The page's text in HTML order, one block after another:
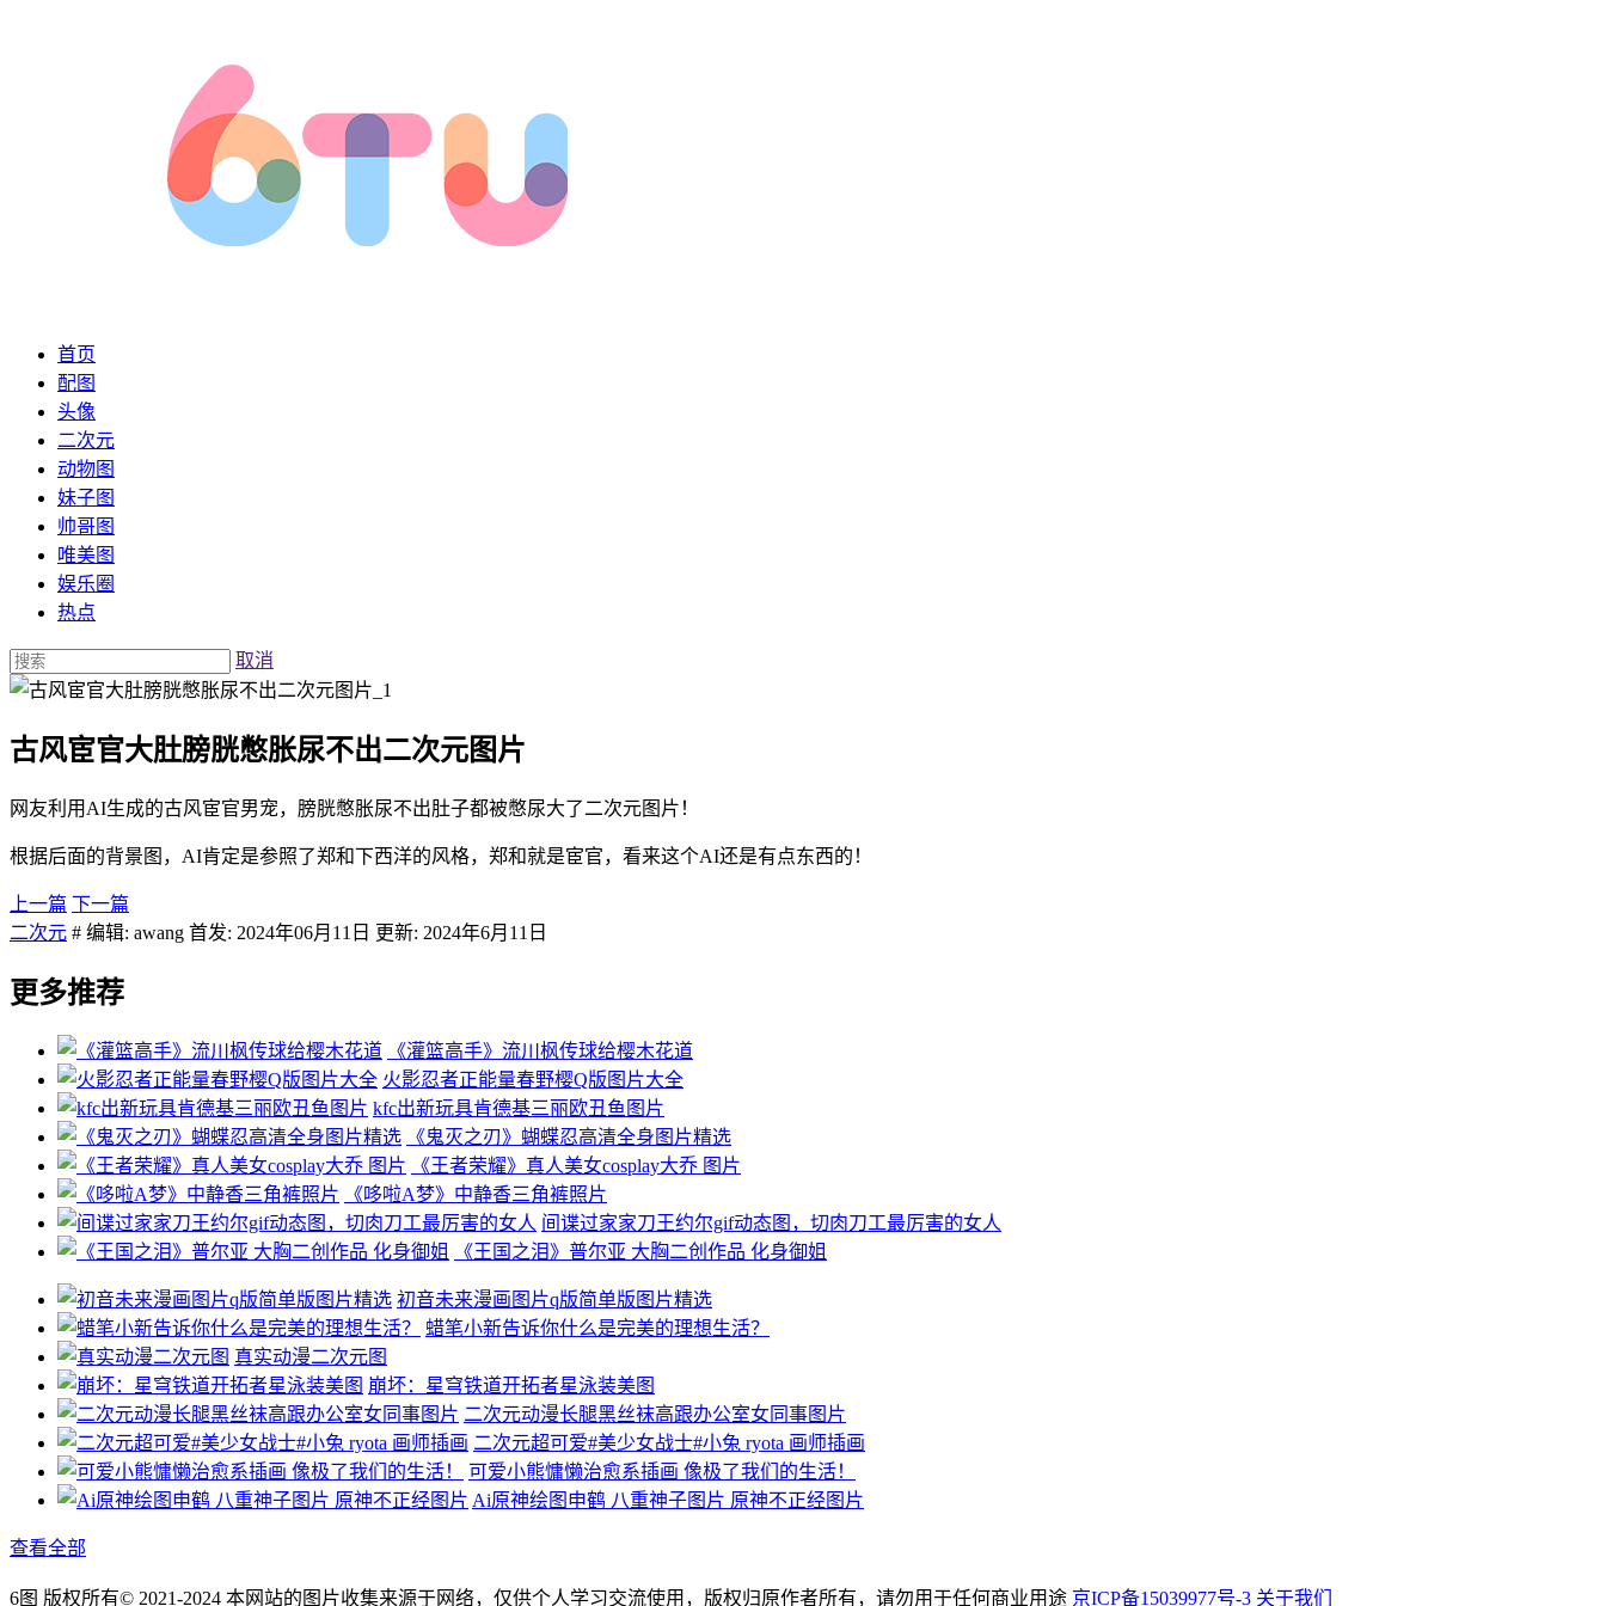
首页
配图
头像
二次元
动物图
妹子图
帅哥图
唯美图
娱乐圈
热点
取消
古风宦官大肚膀胱憋胀尿不出二次元图片
网友利用AI生成的古风宦官男宠，膀胱憋胀尿不出肚子都被憋尿大了二次元图片！
根据后面的背景图，AI肯定是参照了郑和下西洋的风格，郑和就是宦官，看来这个AI还是有点东西的！
上一篇 下一篇
二次元 # 编辑: awang 首发: 2024年06月11日 更新: 2024年6月11日
更多推荐
《灌篮高手》流川枫传球给樱木花道
火影忍者正能量春野樱Q版图片大全
kfc出新玩具肯德基三丽欧丑鱼图片
《鬼灭之刃》蝴蝶忍高清全身图片精选
《王者荣耀》真人美女cosplay大乔 图片
《哆啦A梦》中静香三角裤照片
间谍过家家刀王约尔gif动态图，切肉刀工最厉害的女人
《王国之泪》普尔亚 大胸二创作品 化身御姐
初音未来漫画图片q版简单版图片精选
蜡笔小新告诉你什么是完美的理想生活？
真实动漫二次元图
崩坏：星穹铁道开拓者星泳装美图
二次元动漫长腿黑丝袜高跟办公室女同事图片
二次元超可爱#美少女战士#小兔 ryota ​画师插画
可爱小熊慵懒治愈系插画 像极了我们的生活！
Ai原神绘图申鹤 八重神子图片 原神不正经图片
查看全部
6图 版权所有© 2021-2024 本网站的图片收集来源于网络，仅供个人学习交流使用，版权归原作者所有，请勿用于任何商业用途 京ICP备15039977号-3 关于我们